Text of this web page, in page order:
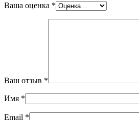
Ваша оценка *
Ваш отзыв *
Имя *
Email *